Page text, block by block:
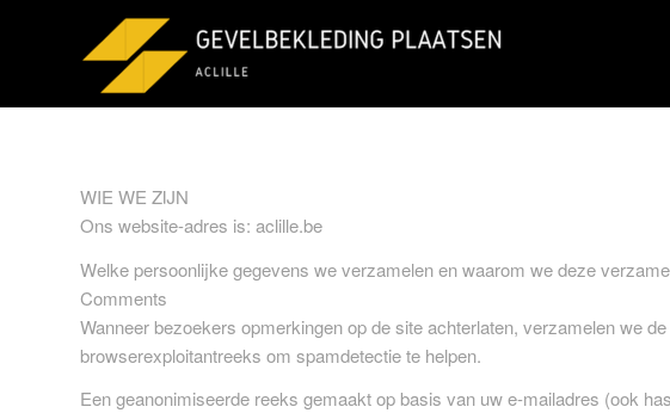
WIE WE ZIJN
Ons website-adres is: aclille.be
Welke persoonlijke gegevens we verzamelen en waarom we deze
Comments
Wanneer bezoekers opmerkingen op de site achterlaten, verzamelen we
browserexploitantreeks om spamdetectie te helpen.
Een geanonimiseerde reeks gemaakt op basis van uw e-mailadres (ook